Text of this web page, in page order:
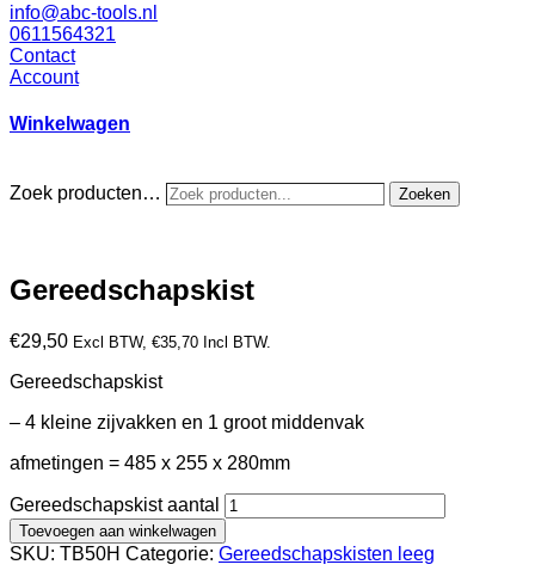
info@abc-tools.nl
0611564321
Contact
Account
Winkelwagen
Zoek producten… Zoeken
Gereedschapskist
€29,50 Excl BTW, €35,70 Incl BTW.
Gereedschapskist
– 4 kleine zijvakken en 1 groot middenvak
afmetingen = 485 x 255 x 280mm
Gereedschapskist aantal
Toevoegen aan winkelwagen
SKU: TB50H Categorie: Gereedschapskisten leeg